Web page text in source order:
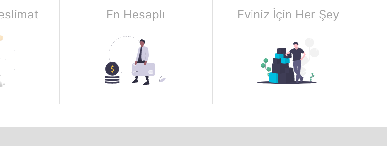
En Hesaplı Eviniz İçin Her Şey